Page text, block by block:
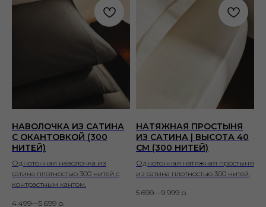
НАВОЛОЧКА ИЗ САТИНА
С ОКАНТОВКОЙ (300
НИТЕЙ)
Однотонная наволочка из
сатина плотностью 300 нитей с
контрастным кантом.
4 499—5 699 р.
НАТЯЖНАЯ ПРОСТЫНЯ
ИЗ САТИНА | ВЫСОТА 40
СМ (300 НИТЕЙ)
Однотонная натяжная простыня
из сатина плотностью 300 нитей.
5 699—9 999 р.